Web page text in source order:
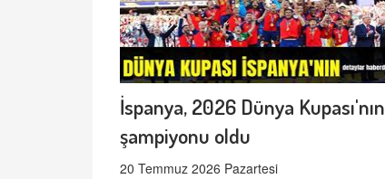
İspanya, 2026 Dünya Kupası'nın
şampiyonu oldu
20 Temmuz 2026 Pazartesi